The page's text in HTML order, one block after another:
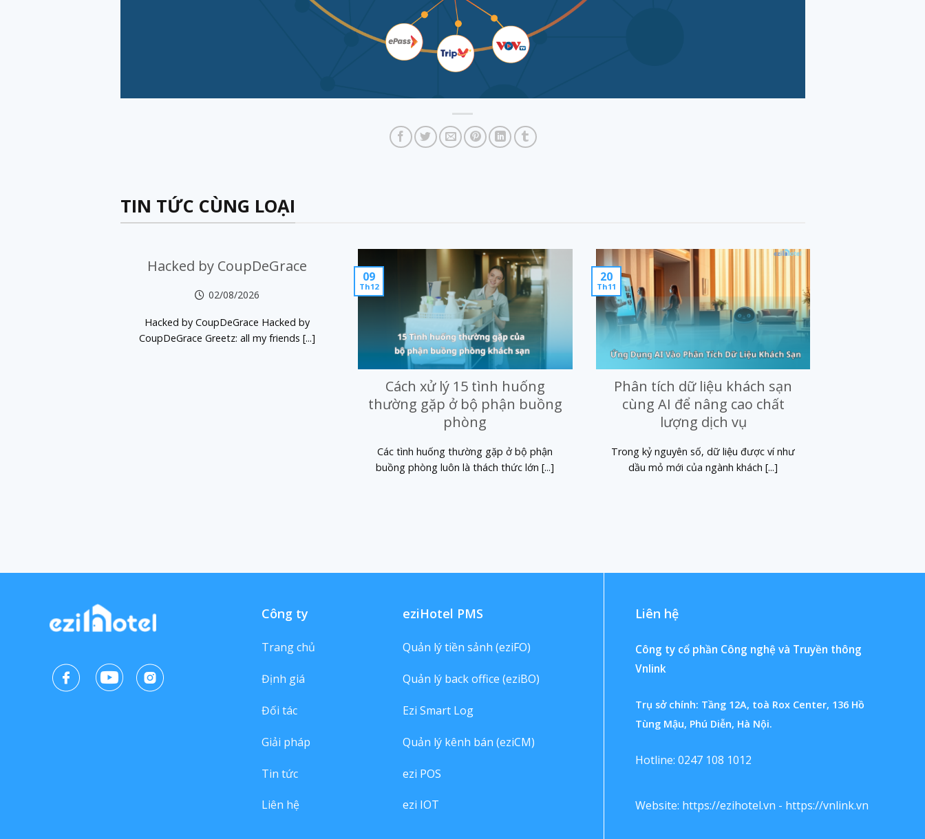
TIN TỨC CÙNG LOẠI
Hacked by CoupDeGrace
02/08/2026
Hacked by CoupDeGrace Hacked by
CoupDeGrace Greetz: all my friends [...]
Cách xử lý 15 tình huống
thường gặp ở bộ phận buồng
phòng
Các tình huống thường gặp ở bộ phận
buồng phòng luôn là thách thức lớn [...]
09
Th12
Phân tích dữ liệu khách sạn
cùng AI để nâng cao chất
lượng dịch vụ
Trong kỷ nguyên số, dữ liệu được ví như
dầu mỏ mới của ngành khách [...]
20
Th11
Công ty
Trang chủ
Định giá
Đối tác
Giải pháp
Tin tức
Liên hệ
eziHotel PMS
Quản lý tiền sảnh (eziFO)
Quản lý back office (eziBO)
Ezi Smart Log
Quản lý kênh bán (eziCM)
ezi POS
ezi IOT
Liên hệ
Công ty cổ phần Công nghệ và Truyền thông
Vnlink
Trụ sở chính: Tầng 12A, toà Rox Center, 136 Hồ
Tùng Mậu, Phú Diễn, Hà Nội.
Hotline: 0247 108 1012
Website: https://ezihotel.vn - https://vnlink.vn